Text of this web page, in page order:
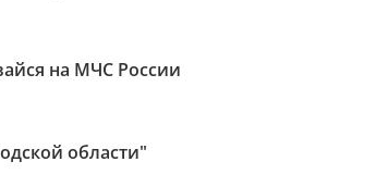
на МЧС России
области"